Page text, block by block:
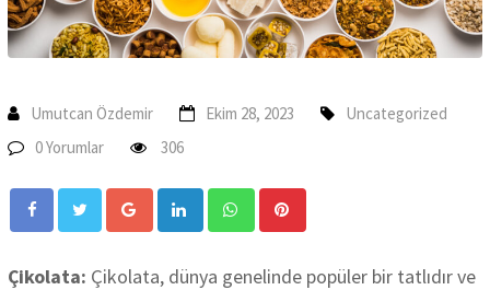
Umutcan Özdemir Ekim 28, 2023
Uncategorized
0 Yorumlar
306
Google+ LinkedIn Whatsapp
Çikolata: Çikolata, dünya genelinde popüler bir tatlıdır ve